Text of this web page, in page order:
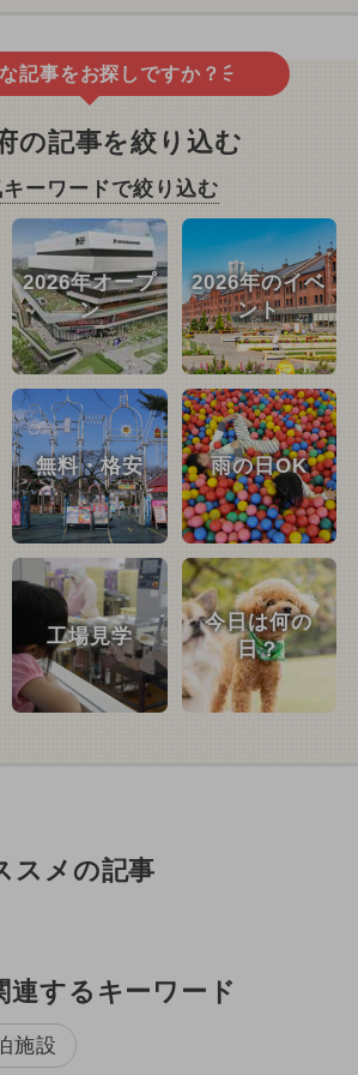
記事をお探しですか？
の記事を絞り込む
キーワードで絞り込む
2026年オープ
ン
2026年のイベ
ント
無料・格安 雨の日OK
工場見学
今日は何の
日？
スメの記事
連するキーワード
施設